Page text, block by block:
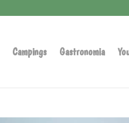
Campings Gastronomia